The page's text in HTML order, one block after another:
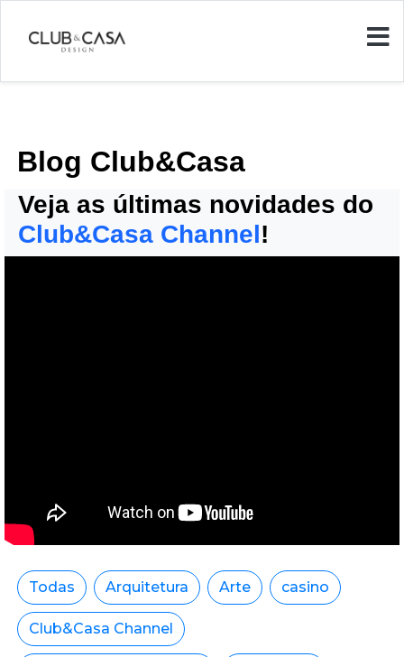
Blog Club&Casa
Veja as últimas novidades do
Club&Casa Channel!
Todas Arquitetura Arte casino
Club&Casa Channel